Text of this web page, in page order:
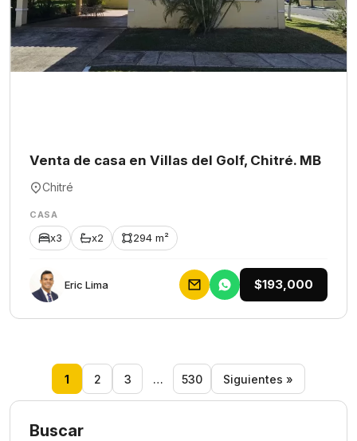
Venta de casa en Villas del Golf, Chitré. MB
Chitré
CASA
x3 x2 294 m²
Eric Lima $193,000
1 2 3 … 530 Siguientes »
Buscar